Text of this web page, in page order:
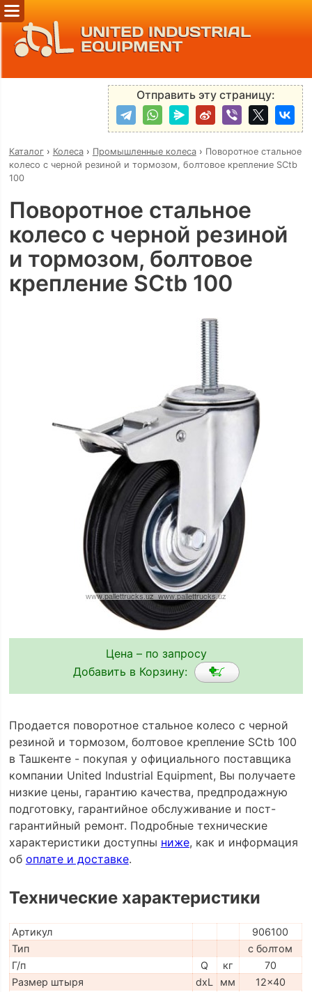
UNITED INDUSTRIAL
EQUIPMENT
Отправить эту страницу:
Каталог› Колеса› Промышленные колеса› Поворотное стальное
колесо с черной резиной и тормозом, болтовое крепление SCtb
100
Поворотное стальное
колесо с черной резиной
и тормозом, болтовое
крепление SCtb 100
Цена – по запросу
Добавить в Корзину:
Продается поворотное стальное колесо с черной
резиной и тормозом, болтовое крепление SCtb 100
в Ташкенте - покупая у официального поставщика
компании United Industrial Equipment, Вы получаете
низкие цены, гарантию качества, предпродажную
подготовку, гарантийное обслуживание и пост-
гарантийный ремонт. Подробные технические
характеристики доступны ниже, как и информация
об оплате и доставке.
Технические характеристики
Артикул
906100
Тип
с болтом
Г/п
Q кг
70
Размер штыря
dxL мм
12x40